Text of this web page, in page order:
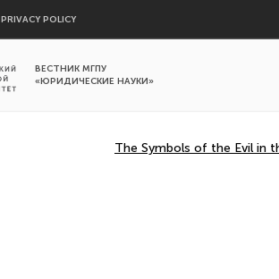
PRIVACY POLICY
ВЕСТНИК МГПУ
«ЮРИДИЧЕСКИЕ НАУКИ»
The Symbols of the Evil in